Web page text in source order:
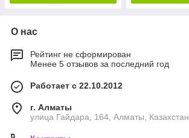
О нас
Рейтинг не сформирован
Менее 5 отзывов за последний год
Работает с 22.10.2012
г. Алматы
улица Гайдара, 164, Алматы, Казахстан